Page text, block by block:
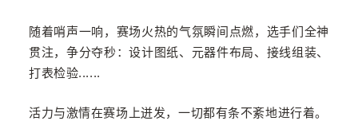
随着哨声一响，赛场火热的气氛瞬间点燃，选手们全神
贯注，争分夺秒：设计图纸、元器件布局、接线组装、
打表检验......
活力与激情在赛场上迸发，一切都有条不紊地进行着。